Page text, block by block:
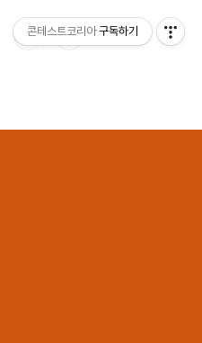
콘테스트코리아 구독하기